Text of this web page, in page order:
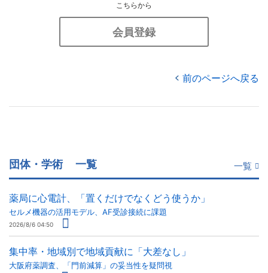
こちらから
会員登録
前のページへ戻る
団体・学術 一覧 一覧
薬局に心電計、「置くだけでなくどう使うか」
セルメ機器の活用モデル、AF受診接続に課題
2026/8/6 04:50
集中率・地域別で地域貢献に「大差なし」
大阪府薬調査、「門前減算」の妥当性を疑問視